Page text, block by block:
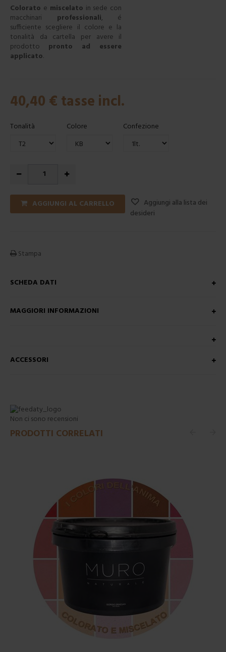
Colorato e miscelato in sede con
macchinari professionali, é
sufficiente scegliere il colore e la
tonalità da cartella per avere il
prodotto pronto ad essere
applicato.
40,40 € tasse incl.
Tonalità Colore Confezione
AGGIUNGI AL CARRELLO
Aggiungi alla lista dei
desideri
Stampa
SCHEDA DATI
MAGGIORI INFORMAZIONI
ACCESSORI
Non ci sono recensioni
PRODOTTI CORRELATI